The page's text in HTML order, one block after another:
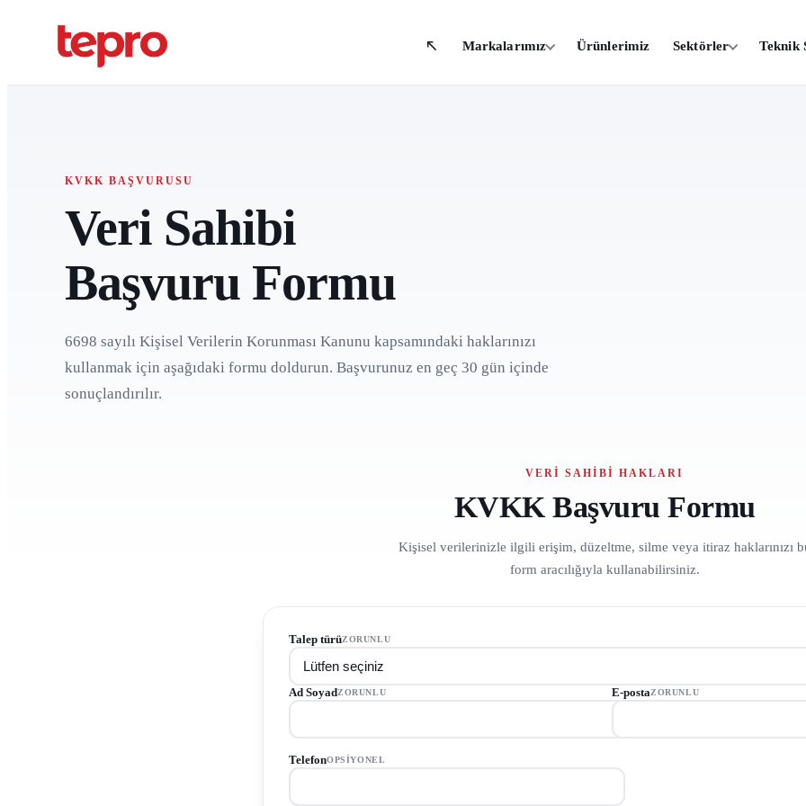
Markalarımız Ürünlerimiz Sektörler Teknik
KVKK BAŞVURUSU
Veri Sahibi
Başvuru Formu
6698 sayılı Kişisel Verilerin Korunması Kanunu kapsamındaki haklarınızı
kullanmak için aşağıdaki formu doldurun. Başvurunuz en geç 30 gün içinde
sonuçlandırılır.
VERI SAHIBI HAKLARI
KVKK Başvuru Formu
Kişisel verilerinizle ilgili erişim, düzeltme, silme veya itiraz haklarınızı
form aracılığıyla kullanabilirsiniz.
Talep türüZORUNLU
Ad SoyadZORUNLU E-postaZORUNLU
TelefonOPSIYONEL